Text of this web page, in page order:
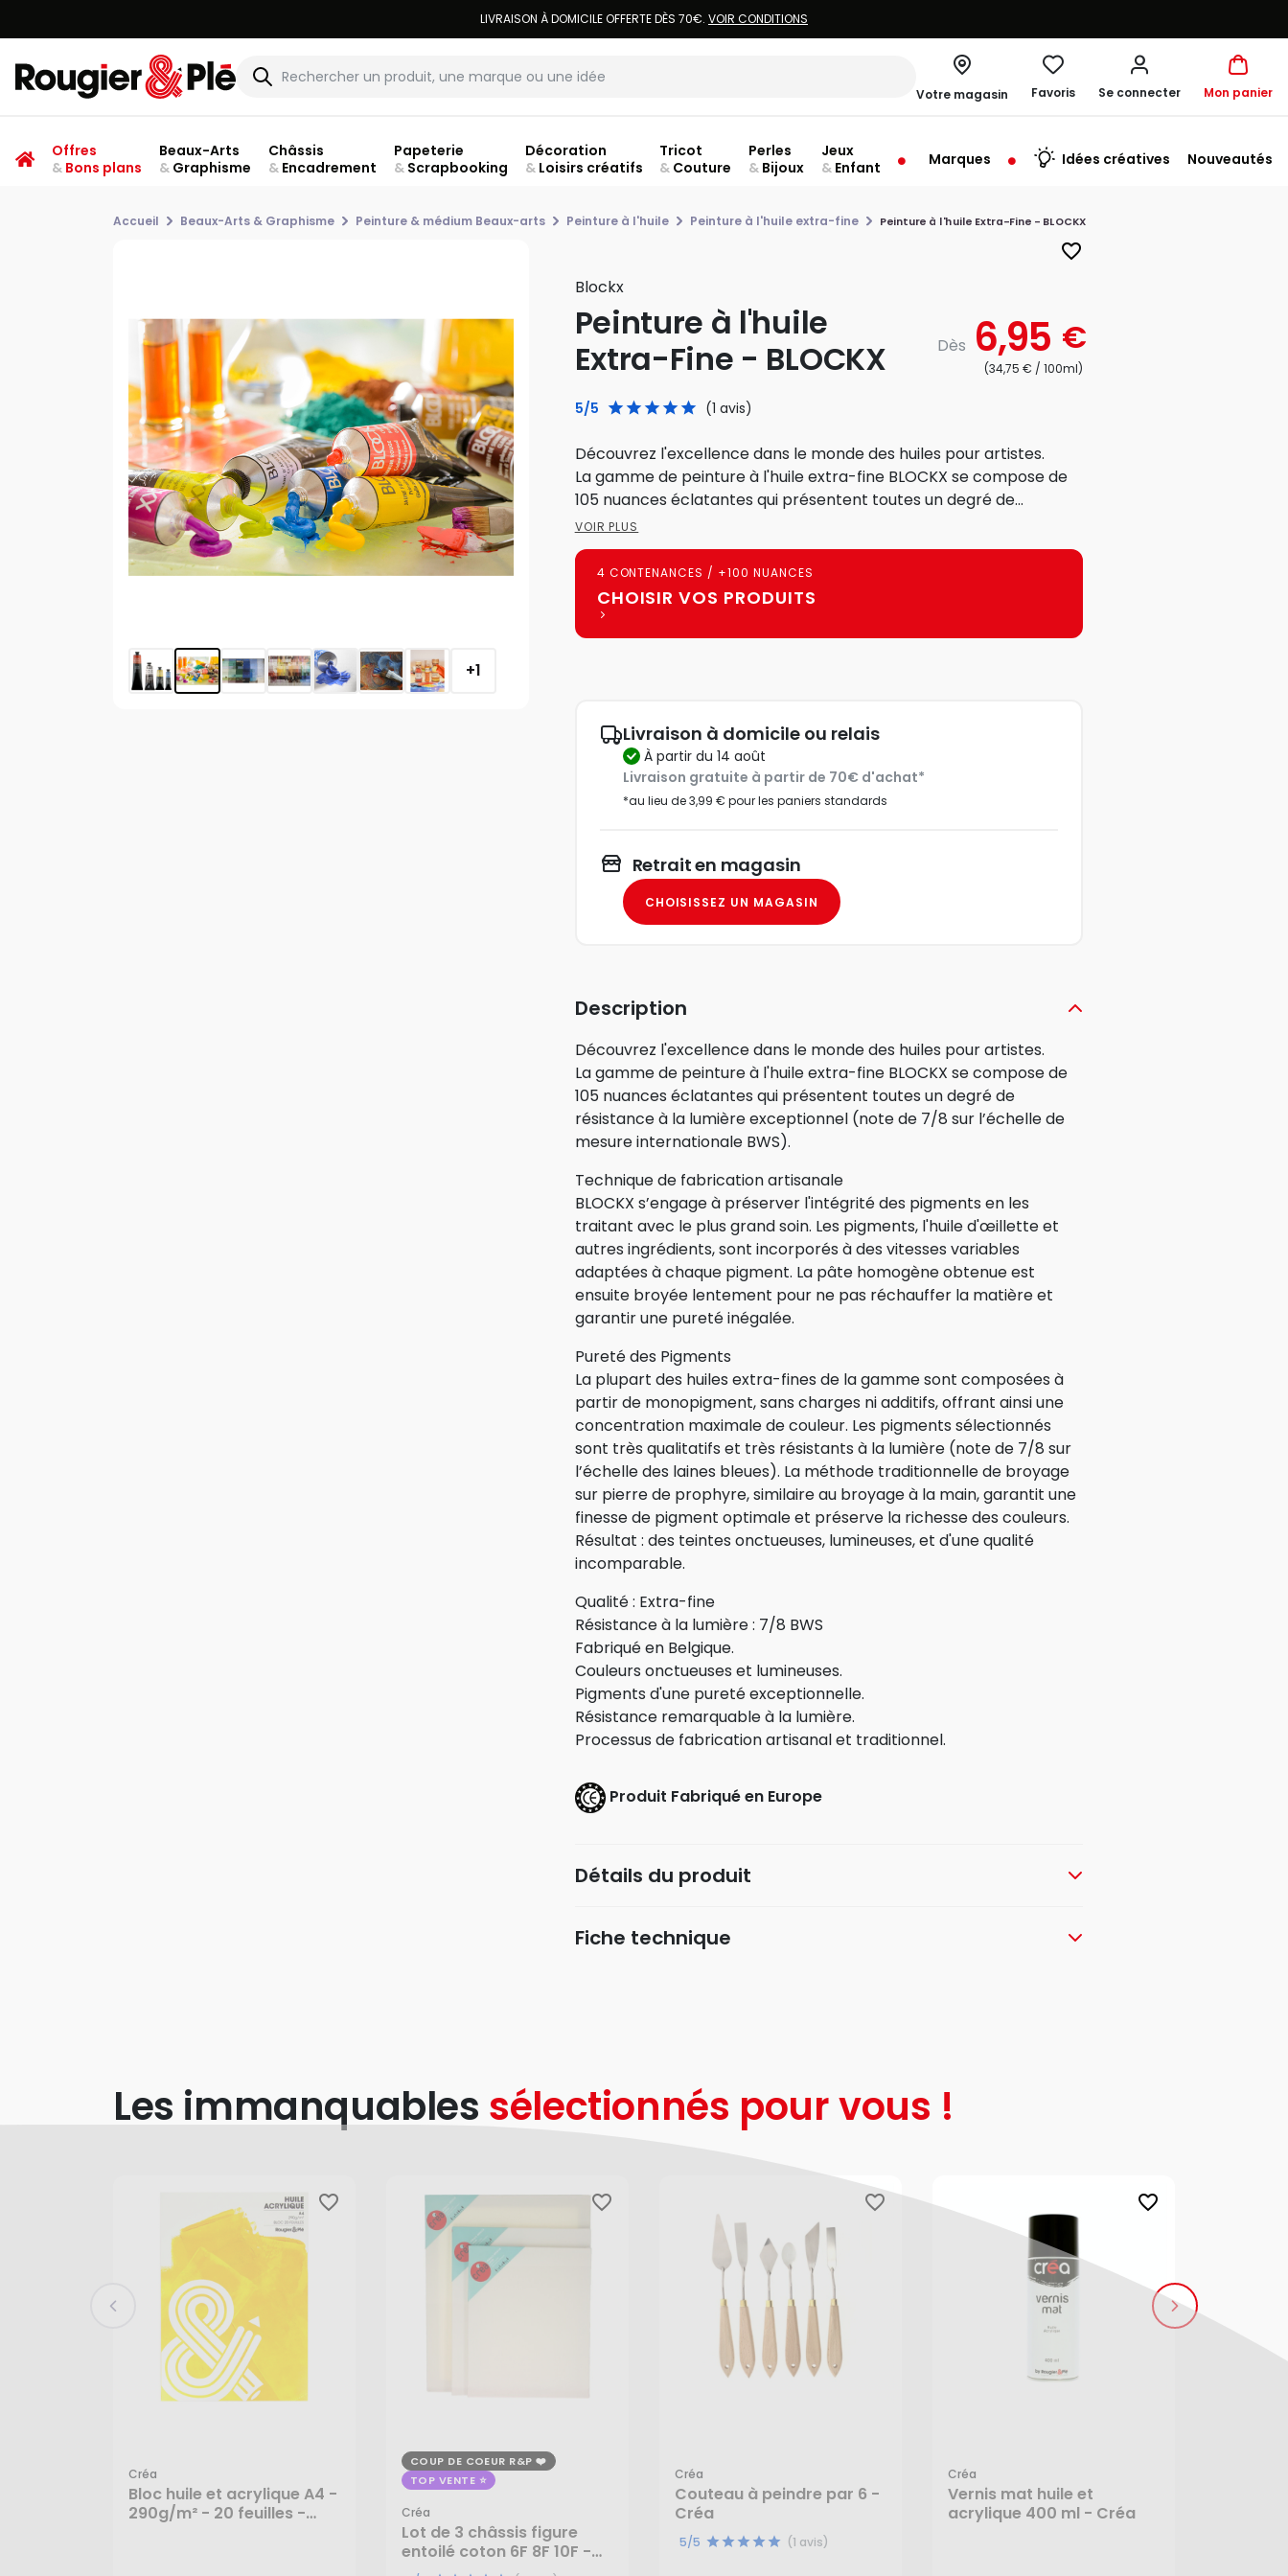
LIVRAISON À DOMICILE OFFERTE DÈS 70€. VOIR CONDITIONS
Votre magasin
ouvert à 10:00
Favoris Se connecter Mon panier
Offres
&Bons plans
Beaux-Arts
&Graphisme
Châssis
&Encadrement
Papeterie
&Scrapbooking
Décoration
&Loisirs créatifs
Tricot
& Couture
Perles
& Bijoux
Jeux
& Enfant Marques Idées créatives Nouveautés
Accueil Beaux-Arts & Graphisme Peinture & médium Beaux-arts Peinture à l'huile Peinture à l'huile extra-fine Peinture à l'huile Extra-Fine - BLOCKX
+1
favorite_border
Blockx
Peinture à l'huile
Extra-Fine - BLOCKX
Dès 6,95 €
(34,75 € / 100ml)
5/5 (1 avis)
Découvrez l'excellence dans le monde des huiles pour artistes.
La gamme de peinture à l'huile extra-fine BLOCKX se compose de
105 nuances éclatantes qui présentent toutes un degré de...
VOIR PLUS
4 CONTENANCES / +100 NUANCES
CHOISIR VOS PRODUITS
Livraison à domicile ou relais
à partir du 14 août
Livraison gratuite à partir de 70€ d'achat*
*au lieu de 3,99 € pour les paniers standards
Retrait en magasin
CHOISISSEZ UN MAGASIN
Description
Découvrez l'excellence dans le monde des huiles pour artistes.
La gamme de peinture à l'huile extra-fine BLOCKX se compose de
105 nuances éclatantes qui présentent toutes un degré de
résistance à la lumière exceptionnel (note de 7/8 sur l’échelle de
mesure internationale BWS).
Technique de fabrication artisanale
BLOCKX s’engage à préserver l'intégrité des pigments en les
traitant avec le plus grand soin. Les pigments, l'huile d'œillette et
autres ingrédients, sont incorporés à des vitesses variables
adaptées à chaque pigment. La pâte homogène obtenue est
ensuite broyée lentement pour ne pas réchauffer la matière et
garantir une pureté inégalée.
Pureté des Pigments
La plupart des huiles extra-fines de la gamme sont composées à
partir de monopigment, sans charges ni additifs, offrant ainsi une
concentration maximale de couleur. Les pigments sélectionnés
sont très qualitatifs et très résistants à la lumière (note de 7/8 sur
l’échelle des laines bleues). La méthode traditionnelle de broyage
sur pierre de prophyre, similaire au broyage à la main, garantit une
finesse de pigment optimale et préserve la richesse des couleurs.
Résultat : des teintes onctueuses, lumineuses, et d'une qualité
incomparable.
Qualité : Extra-fine
Résistance à la lumière : 7/8 BWS
Fabriqué en Belgique.
Couleurs onctueuses et lumineuses.
Pigments d'une pureté exceptionnelle.
Résistance remarquable à la lumière.
Processus de fabrication artisanal et traditionnel.
Produit Fabriqué en Europe
Détails du produit
Fiche technique
Les immanquables sélectionnés pour vous !
favorite_border
Créa
Bloc huile et acrylique A4 -
290g/m² - 20 feuilles -
favorite_border
COUP DE COEUR R&P
TOP VENTE
Créa
Lot de 3 châssis figure
entoilé coton 6F 8F 10F -
Créa
favorite_border
Créa
Couteau à peindre par 6 -
Créa
5/5 (1 avis)
favorite_border
Créa
Vernis mat huile et
acrylique 400 ml - Créa